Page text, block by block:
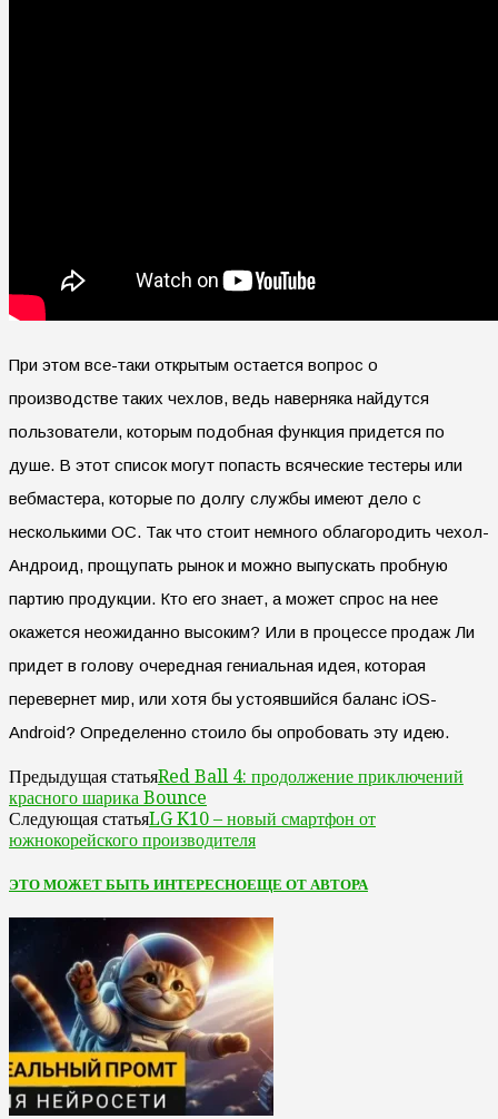
При этом все-таки открытым остается вопрос о
производстве таких чехлов, ведь наверняка найдутся
пользователи, которым подобная функция придется по
душе. В этот список могут попасть всяческие тестеры или
вебмастера, которые по долгу службы имеют дело с
несколькими ОС. Так что стоит немного облагородить чехол-
Андроид, прощупать рынок и можно выпускать пробную
партию продукции. Кто его знает, а может спрос на нее
окажется неожиданно высоким? Или в процессе продаж Ли
придет в голову очередная гениальная идея, которая
перевернет мир, или хотя бы устоявшийся баланс iOS-
Android? Определенно стоило бы опробовать эту идею.
Предыдущая статьяRed Ball 4: продолжение приключений
красного шарика Bounce
Следующая статьяLG K10 – новый смартфон от
южнокорейского производителя
ЭТО МОЖЕТ БЫТЬ ИНТЕРЕСНОЕЩЕ ОТ АВТОРА